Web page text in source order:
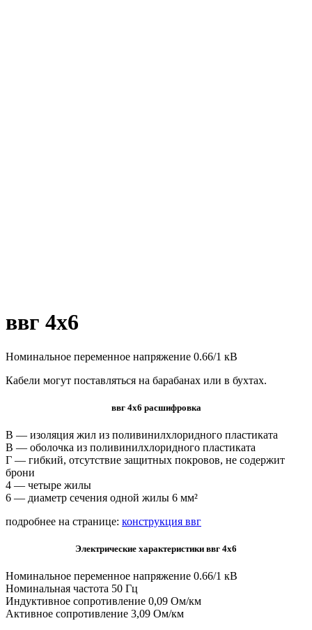
ввг 4х6
Номинальное переменное напряжение 0.66/1 кВ
Кабели могут поставляться на барабанах или в бухтах.
ввг 4х6 расшифровка
В — изоляция жил из поливинилхлоридного пластиката
В — оболочка из поливинилхлоридного пластиката
Г — гибкий, отсутствие защитных покровов, не содержит
брони
4 — четыре жилы
6 — диаметр сечения одной жилы 6 мм²
подробнее на странице: конструкция ввг
Электрические характеристики ввг 4х6
Номинальное переменное напряжение 0.66/1 кВ
Номинальная частота 50 Гц
Индуктивное сопротивление 0,09 Ом/км
Активное сопротивление 3,09 Ом/км